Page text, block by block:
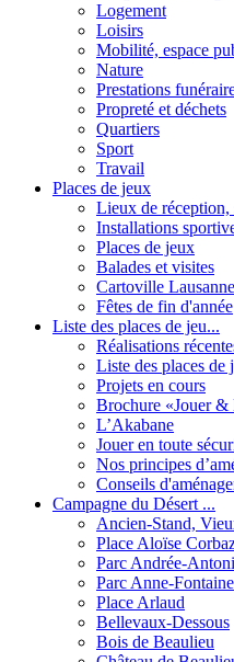
Logement
Loisirs
Mobilité, espace
Nature
Prestations
Propreté et déchets
Quartiers
Sport
Travail
Places de jeux
Lieux de réception,
Installations
Places de jeux
Balades et visites
Cartoville Lausanne
Fêtes de fin d'année
Liste des places de jeu...
Réalisations
Liste des places de
Projets en cours
Brochure «Jouer &
L’Akabane
Jouer en toute
Nos principes
Conseils
Campagne du Désert ...
Ancien-Stand,
Place Aloïse
Parc Andrée-
Parc Anne-Fontaine
Place Arlaud
Bellevaux-Dessous
Bois de Beaulieu